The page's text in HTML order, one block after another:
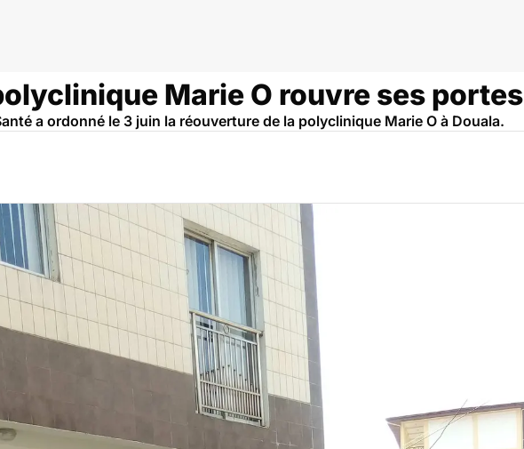
Marie O rouvre ses portes
a ordonné le 3 juin la réouverture de la polyclinique Marie O à Douala.